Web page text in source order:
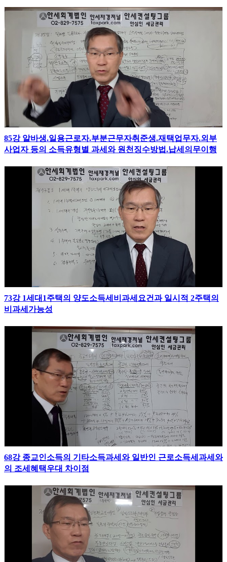
85강 알바생.일용근로자.부분근무자취준생.재택업무자.외부
사업자 등의 소득유형별 과세와 원천징수방법.납세의무이행
73강 1세대1주택의 양도소득세비과세요건과 일시적 2주택의
비과세가능성
68강 종교인소득의 기타소득과세와 일반인 근로소득세과세와
의 조세혜택우대 차이점